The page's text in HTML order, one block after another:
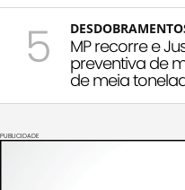
5 MP recorre e
preventiva de
de meia
PUBLICIDADE